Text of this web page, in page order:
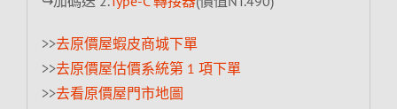
>>去原價屋蝦皮商城下單
>>去原價屋估價系統第 1 項下單
>>去看原價屋門市地圖